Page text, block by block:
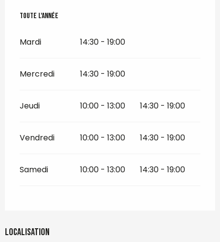
Toute l'année
Toute l'année
Mardi 14:30 - 19:00
Mercredi 14:30 - 19:00
Jeudi 10:00 - 13:00 14:30 - 19:00
Vendredi 10:00 - 13:00 14:30 - 19:00
Samedi 10:00 - 13:00 14:30 - 19:00
Localisation